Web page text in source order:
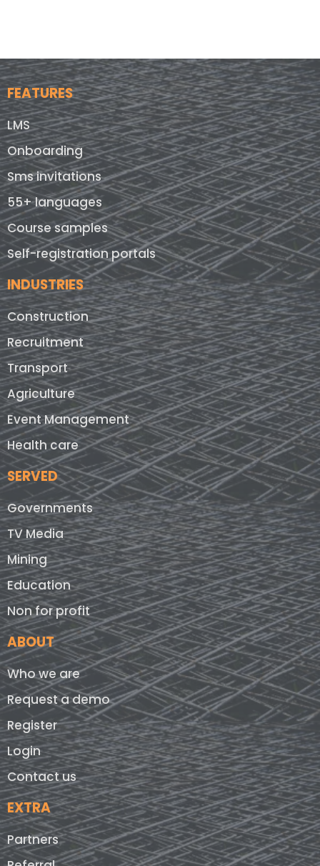
FEATURES
LMS
Onboarding
Sms invitations
55+ languages
Course samples
Self-registration portals
INDUSTRIES
Construction
Recruitment
Transport
Agriculture
Event Management
Health care
SERVED
Governments
TV Media
Mining
Education
Non for profit
ABOUT
Who we are
Request a demo
Register
Login
Contact us
EXTRA
Partners